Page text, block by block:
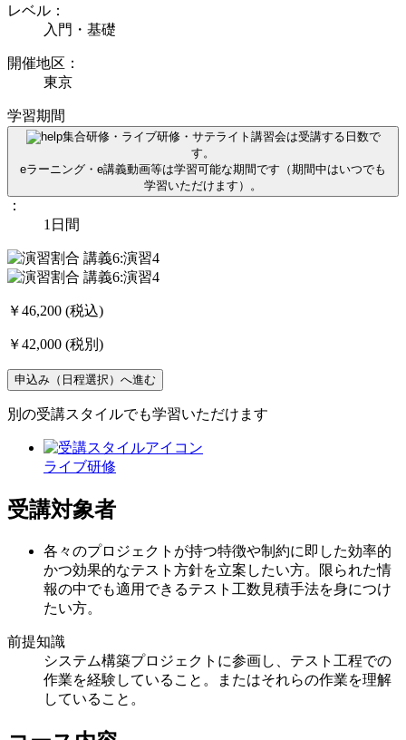
レベル：
入門・基礎
開催地区：
東京
学習期間
集合研修・ライブ研修・サテライト講習会は受講する日数で
す。
eラーニング・e講義動画等は学習可能な期間です（期間中はいつでも
学習いただけます）。
：
1日間
￥46,200 (税込)
￥42,000 (税別)
申込み（日程選択）へ進む
別の受講スタイルでも学習いただけます
ライブ研修
受講対象者
各々のプロジェクトが持つ特徴や制約に即した効率的
かつ効果的なテスト方針を立案したい方。限られた情
報の中でも適用できるテスト工数見積手法を身につけ
たい方。
前提知識
システム構築プロジェクトに参画し、テスト工程での
作業を経験していること。またはそれらの作業を理解
していること。